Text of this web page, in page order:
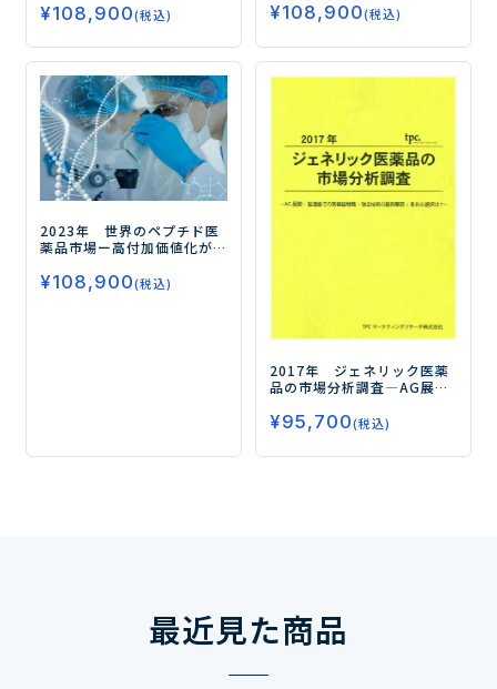
薬による事業基盤の強化ー
¥108,900(税込)
効率化が進む市場の最新動
向を徹底分析ー
¥108,900(税込)
2023年 世界のペプチド医
薬品市場ー高付加価値化が
るー
¥108,900(税込)
2017年 ジェネリック医薬
品の市場分析調査―AG展
略・独自技術の製剤開発；
各社の選択は？―
¥95,700(税込)
最近見た商品